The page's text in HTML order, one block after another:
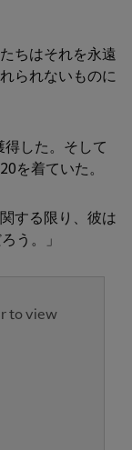
ちはそれを永遠
られないものに
得した。そして
を着ていた。
する限り、彼は
う。」
to view